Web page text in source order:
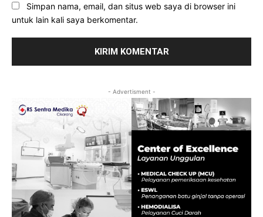
Simpan nama, email, dan situs web saya di browser ini
untuk lain kali saya berkomentar.
- Advertisment -